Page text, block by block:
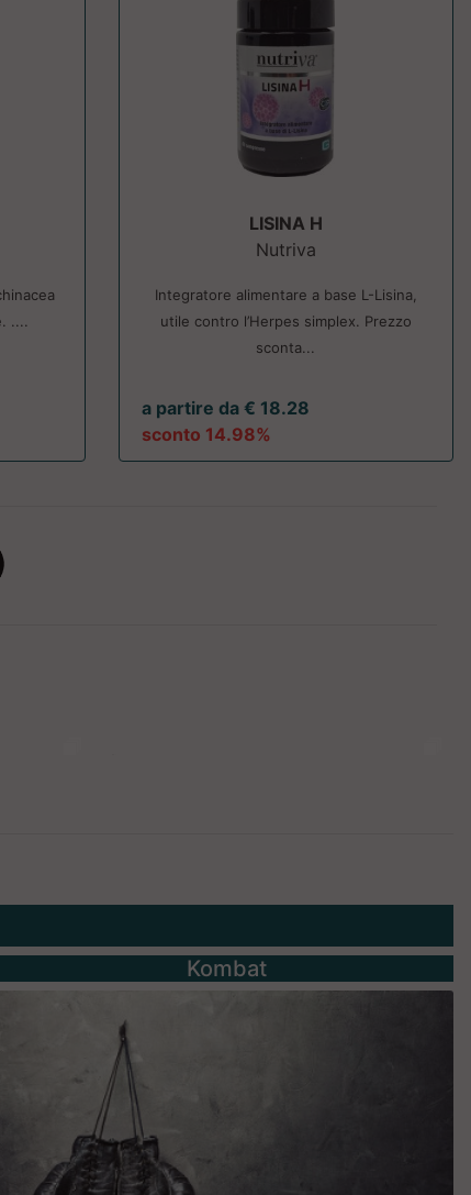
....
LISINA H
Nutriva
Integratore alimentare a base L-Lisina,
utile contro l’Herpes simplex. Prezzo
sconta...
a partire da € 18.28
sconto 14.98%
Kombat